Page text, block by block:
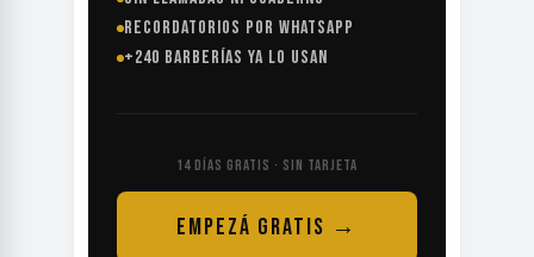
RECORDATORIOS POR WHATSAPP
+240 BARBERÍAS YA LO USAN
14 DÍAS GRATIS · SIN TARJETA
EMPEZÁ GRATIS →